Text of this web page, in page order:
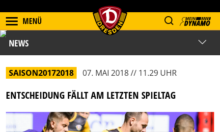
MENÜ
NEWS
SAISON20172018 07. MAI 2018 // 11.29 UHR
ENTSCHEIDUNG FÄLLT AM LETZTEN SPIELTAG